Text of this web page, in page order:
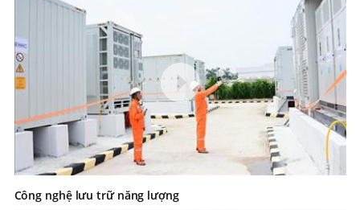
Công nghệ lưu trữ năng lượng